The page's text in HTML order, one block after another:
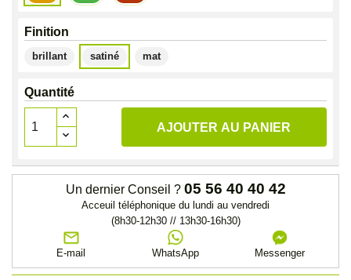
Cesab
Cesab
Finition
brillant satiné mat
Quantité
AJOUTER AU PANIER
Un dernier Conseil ? 05 56 40 40 42
Acceuil téléphonique du lundi au vendredi
(8h30-12h30 // 13h30-16h30)
E-mail WhatsApp Messenger